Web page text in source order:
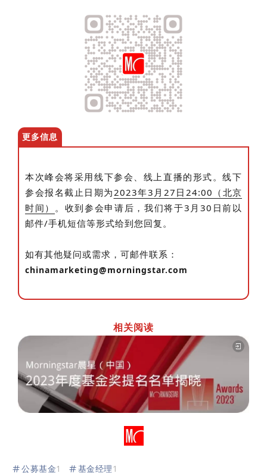
更多信息
本次峰会将采用线下参会、线上直播的形式。线下
参会报名截止日期为2023年3月27日24:00（北京
时间） 。收到参会申请后，我们将于3月30日前以
邮件/手机短信等形式给到您回复。
如有其他疑问或需求，可邮件联系：
chinamarketing@morningstar.com
相关阅读
公募基金1 基金经理1